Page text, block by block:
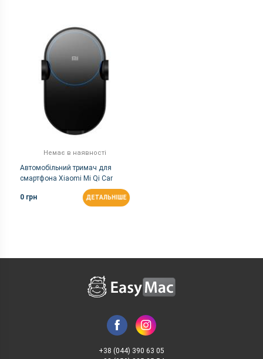
Немає в наявності
Автомобільний тримач для
смартфона Xiaomi Mi Qi Car
0 грн
ДЕТАЛЬНІШЕ
+38 (044) 390 63 05